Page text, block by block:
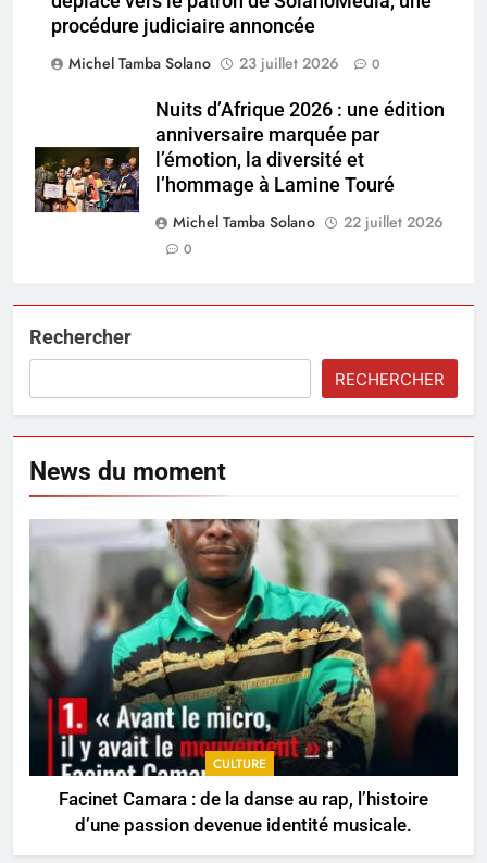
procédure judiciaire annoncée
Michel Tamba Solano
23 juillet 2026 0
Nuits d’Afrique 2026 : une édition
anniversaire marquée par
l’émotion, la diversité et
l’hommage à Lamine Touré
Michel Tamba Solano
22 juillet 2026
0
Rechercher
RECHERCHER
News du moment
CULTURE
Facinet Camara : de la danse au rap, l’histoire
d’une passion devenue identité musicale.